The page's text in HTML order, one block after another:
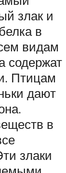
злак и
в
видам
содержат
Птицам
дают
в
злаки